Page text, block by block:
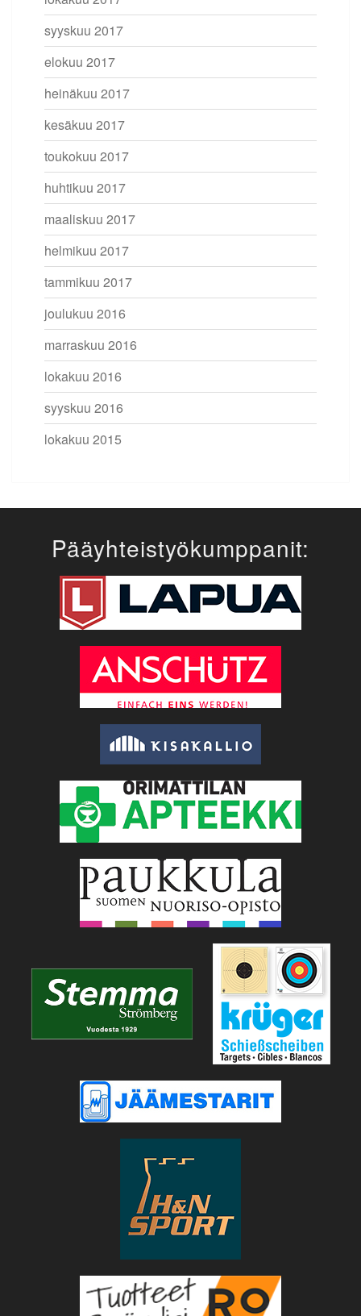
syyskuu 2017
elokuu 2017
heinäkuu 2017
kesäkuu 2017
toukokuu 2017
huhtikuu 2017
maaliskuu 2017
helmikuu 2017
tammikuu 2017
joulukuu 2016
marraskuu 2016
lokakuu 2016
syyskuu 2016
lokakuu 2015
Pääyhteistyökumppanit: